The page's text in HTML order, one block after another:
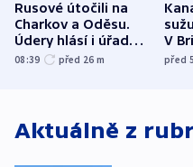
Rusové útočili na
Charkov a Oděsu.
Údery hlásí i úřady v
Bělgorodu
08:39 před 26 m
V
před
Aktuálně z